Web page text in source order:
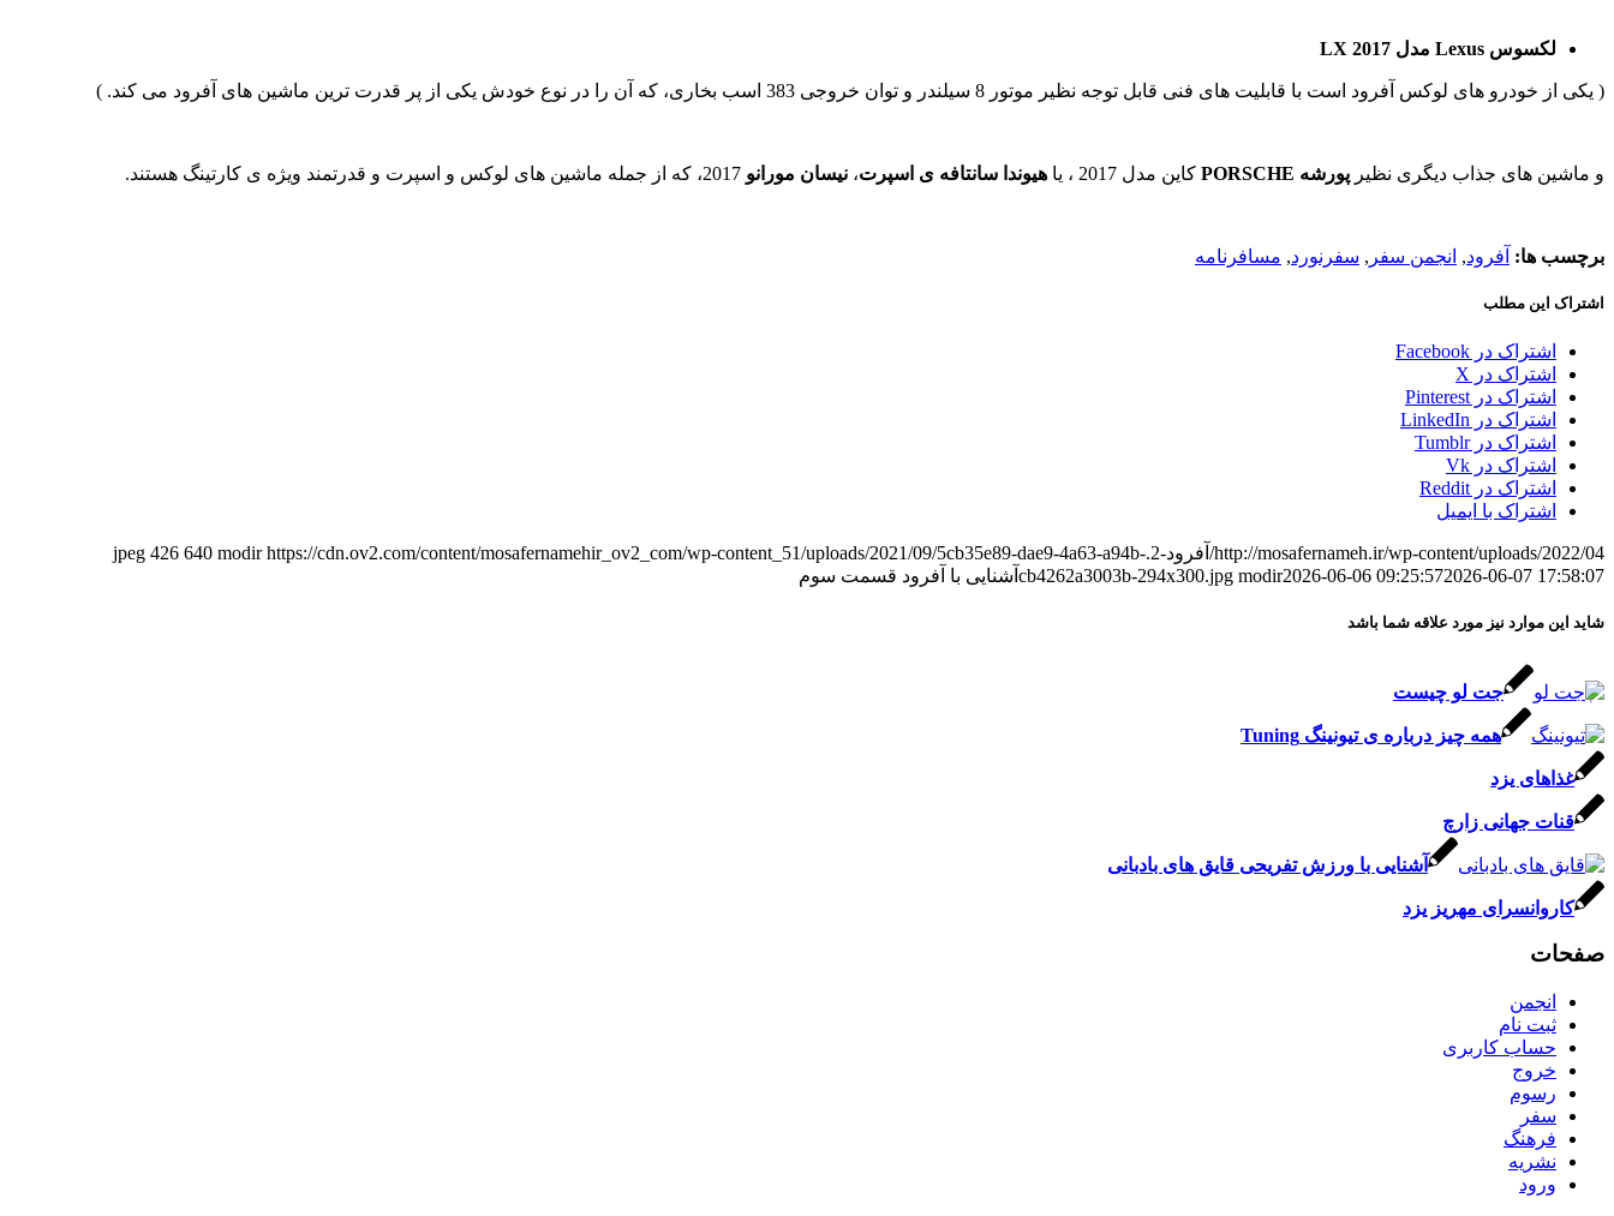
لکسوس Lexus مدل LX 2017
( یکی از خودرو های لوکس آفرود است با قابلیت های فنی قابل توجه نظیر موتور 8 سیلندر و توان خروجی 383 اسب بخاری، که آن را در نوع خودش یکی از پر قدرت ترین ماشین های آفرود می کند. )
و ماشین های جذاب دیگری نظیر پورشه PORSCHE کاین مدل 2017 ، یا هیوندا سانتافه ی اسپرت، نیسان مورانو
برچسب ها: آفرود, انجمن سفر , سفرنورد, مسافرنامه
اشتراک این مطلب
اشتراک در Facebook
اشتراک در X
اشتراک در Pinterest
اشتراک در LinkedIn
اشتراک در Tumblr
اشتراک در Vk
اشتراک در Reddit
اشتراک با ایمیل
http://mosafernameh.ir/wp-content/uploads/2022/04/آفرود-2.jpeg 426 640 modir https://cdn.ov2.com/content/mosafernamehir_ov2_com/wp-content_51/uploads/2021/09/5cb35e89-dae9-4a63-a94b-
cb4262a3003b-294x300.jpg modir2026-06-06 09:25:572026-06-07 17:58:07 آشنایی با آفرود قسمت سوم
شاید این موارد نیز مورد علاقه شما باشد
جت لو چیست
همه چیز درباره ی تیونینگ Tuning
غذاهای یزد
قنات جهانی زارچ
آشنایی با ورزش تفریحی قایق های بادبانی
کاروانسرای مهریز یزد
صفحات
انجمن
ثبت نام
حساب کاربری
خروج
رسوم
سفر
فرهنگ
نشریه
ورود